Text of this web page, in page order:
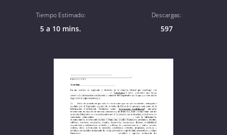
Tiempo Estimado:
5 a 10 mins.
Descargas:
597